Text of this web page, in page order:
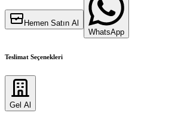
Hemen Satın Al
WhatsApp
Teslimat Seçenekleri
Gel Al